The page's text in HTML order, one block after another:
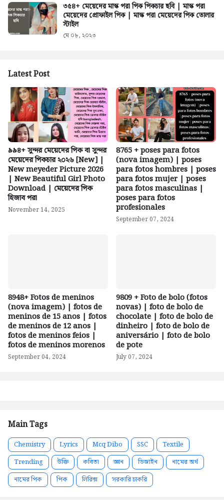
৩৫৪+ মেয়েদের মাস্ক পরা পিক পিকচার ছবি | মাস্ক পরা
মেয়েদের প্রোফাইল পিক | মাস্ক পরা মেয়েদের পিক তোলার
স্টাইল
মে ০৮, ২০২৩
Latest Post
৯৯৪+ সুন্দর মেয়েদের পিক বা সুন্দর
মেয়েদের পিকচার ২০২৬ [New] |
New meyeder Picture 2026
| New Beautiful Girl Photo
Download | মেয়েদের পিক
হিজাব পরা
November 14, 2025
8765 + poses para fotos
(nova imagem) | poses
para fotos hombres | poses
para fotos mujer | poses
para fotos masculinas |
poses para fotos
profesionales
September 07, 2024
8948+ Fotos de meninos
(nova imagem) | fotos de
meninos de 15 anos | fotos
de meninos de 12 anos |
fotos de meninos feios |
fotos de meninos morenos
September 04, 2024
9809 + Foto de bolo (fotos
novas) | foto de bolo de
chocolate | foto de bolo de
dinheiro | foto de bolo de
aniversário | foto de bolo
de pote
July 07, 2024
Main Tags
Chemistry Lyrics Mcq Dibo SSC
Textile
Trending
উক্তি কবিতা জ্ঞান ডিজাইন
নামের অর্থ
নামের পিক
পিক লিরিক্স সরকারি চাকরি